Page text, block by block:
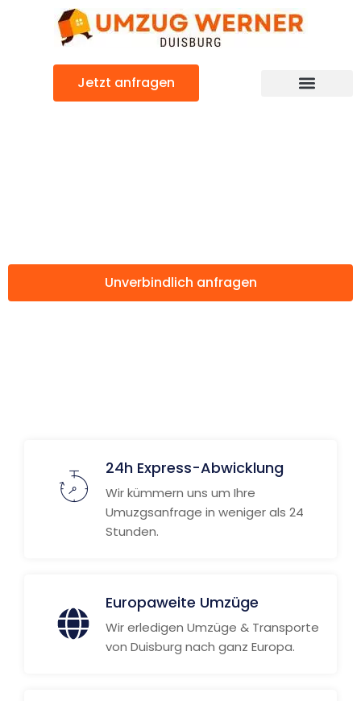
Jetzt anfragen
Unverbindlich anfragen
24h Express-Abwicklung
Wir kümmern uns um Ihre
Umuzgsanfrage in weniger als 24
Stunden.
Europaweite Umzüge
Wir erledigen Umzüge & Transporte
von Duisburg nach ganz Europa.